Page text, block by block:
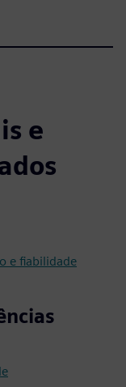
e
e fiabilidade